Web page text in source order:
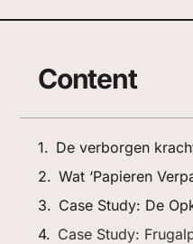
Content
De verborgen
Wat ‘Papieren
Case Study: De
Case Study: